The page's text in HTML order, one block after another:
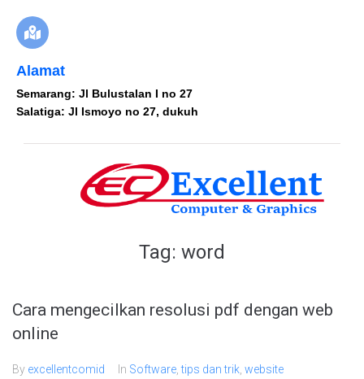
Alamat
Semarang: Jl Bulustalan I no 27
Salatiga: Jl Ismoyo no 27, dukuh
Tag: word
Cara mengecilkan resolusi pdf dengan web
online
By excellentcomid In Software ,tips dan trik website